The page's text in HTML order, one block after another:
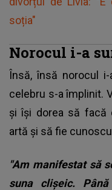
soția"
Norocul i-a
Însă, însă norocul
celebru s-a împlinit.
și își dorea să facă
artă și să fie
"Am manifestat să
suna clișeic.